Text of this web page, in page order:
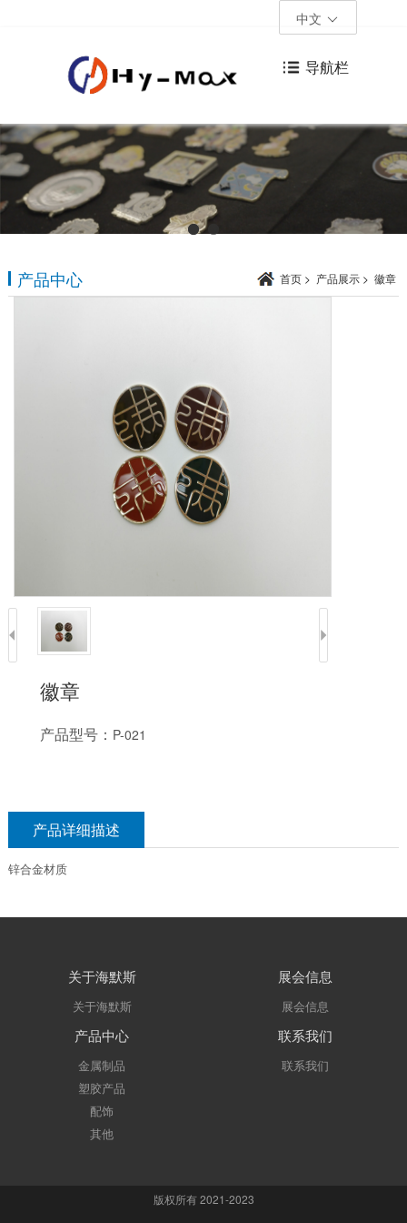
中文
导航栏
产品中心 首页 > 产品展示 > 徽章
徽章
产品型号： P-021
产品详细描述
锌合金材质
关于海默斯
关于海默斯
展会信息
展会信息
产品中心
金属制品
塑胶产品
配饰
其他
联系我们
联系我们
版权所有 2021-2023